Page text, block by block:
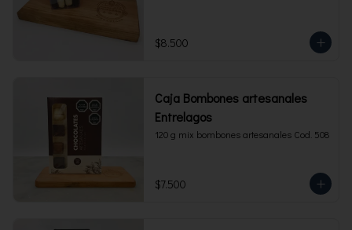
$8.500
Caja Bombones artesanales
Entrelagos
120 g mix bombones artesanales Cod. 508
$7.500